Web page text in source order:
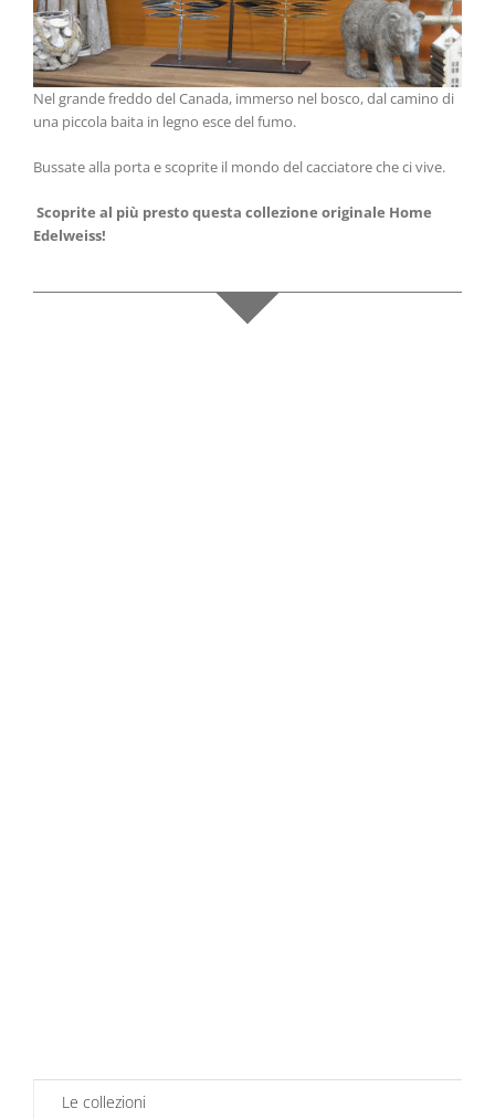
Nel grande freddo del Canada, immerso nel bosco, dal camino di
una piccola baita in legno esce del fumo.
Bussate alla porta e scoprite il mondo del cacciatore che ci vive.
Scoprite al più presto questa collezione originale Home
Edelweiss!
Le collezioni